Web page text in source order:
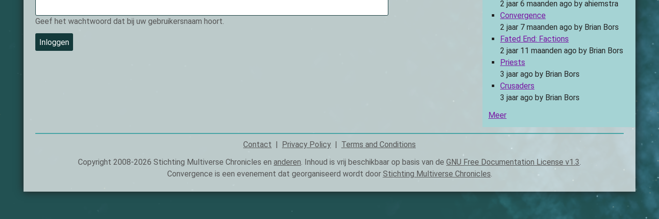
is
required.
Geef het wachtwoord dat bij uw gebruikersnaam hoort.
2 jaar 6 maanden ago by ahiemstra
Convergence
2 jaar 7 maanden ago by Brian Bors
Fated End: Factions
2 jaar 11 maanden ago by Brian Bors
Priests
3 jaar ago by Brian Bors
Crusaders
3 jaar ago by Brian Bors
Meer
Footer
Contact Privacy Policy
Terms and Conditions
Copyright 2008-2026 Stichting Multiverse Chronicles en anderen. Inhoud is vrij beschikbaar op basis van de GNU Free Documentation License v1.3.
Convergence is een evenement dat georganiseerd wordt door Stichting Multiverse Chronicles.